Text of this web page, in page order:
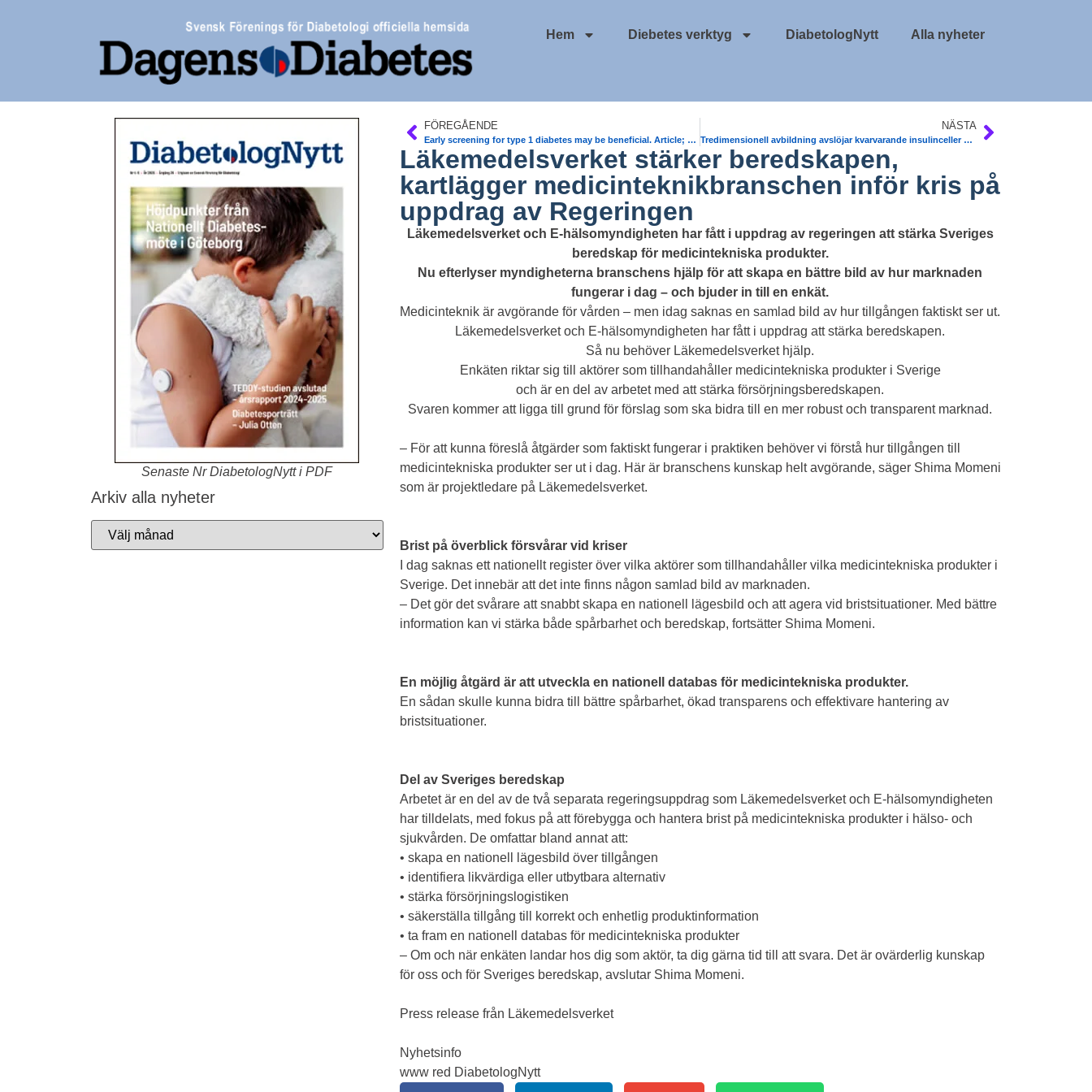
Hem Diebetes verktyg DiabetologNytt Alla nyheter
Senaste Nr DiabetologNytt i PDF
Arkiv alla nyheter
FÖREGÅENDE
Early screening for type 1 diabetes may be beneficial. Article; 220 000 children in Germany tested: long follow-up. Editorial. JAMA
NÄSTA
Tredimensionell avbildning avslöjar kvarvarande insulinceller vid typ 1 diabetes. Umeå universitet, Ulf Ahlgren. Science Advances
Läkemedelsverket stärker beredskapen,
kartlägger medicinteknikbranschen inför kris på
uppdrag av Regeringen
Läkemedelsverket och E-hälsomyndigheten har fått i uppdrag av regeringen att stärka Sveriges
beredskap för medicintekniska produkter.
Nu efterlyser myndigheterna branschens hjälp för att skapa en bättre bild av hur marknaden
fungerar i dag – och bjuder in till en enkät.
Medicinteknik är avgörande för vården – men idag saknas en samlad bild av hur tillgången faktiskt ser ut.
Läkemedelsverket och E-hälsomyndigheten har fått i uppdrag att stärka beredskapen.
Så nu behöver Läkemedelsverket hjälp.
Enkäten riktar sig till aktörer som tillhandahåller medicintekniska produkter i Sverige
och är en del av arbetet med att stärka försörjningsberedskapen.
Svaren kommer att ligga till grund för förslag som ska bidra till en mer robust och transparent marknad.
– För att kunna föreslå åtgärder som faktiskt fungerar i praktiken behöver vi förstå hur tillgången till
medicintekniska produkter ser ut i dag. Här är branschens kunskap helt avgörande, säger Shima Momeni
som är projektledare på Läkemedelsverket.
Brist på överblick försvårar vid kriser
I dag saknas ett nationellt register över vilka aktörer som tillhandahåller vilka medicintekniska produkter i
Sverige. Det innebär att det inte finns någon samlad bild av marknaden.
– Det gör det svårare att snabbt skapa en nationell lägesbild och att agera vid bristsituationer. Med bättre
information kan vi stärka både spårbarhet och beredskap, fortsätter Shima Momeni.
En möjlig åtgärd är att utveckla en nationell databas för medicintekniska produkter.
En sådan skulle kunna bidra till bättre spårbarhet, ökad transparens och effektivare hantering av
bristsituationer.
Del av Sveriges beredskap
Arbetet är en del av de två separata regeringsuppdrag som Läkemedelsverket och E-hälsomyndigheten
har tilldelats, med fokus på att förebygga och hantera brist på medicintekniska produkter i hälso- och
sjukvården. De omfattar bland annat att:
• skapa en nationell lägesbild över tillgången
• identifiera likvärdiga eller utbytbara alternativ
• stärka försörjningslogistiken
• säkerställa tillgång till korrekt och enhetlig produktinformation
• ta fram en nationell databas för medicintekniska produkter
– Om och när enkäten landar hos dig som aktör, ta dig gärna tid till att svara. Det är ovärderlig kunskap
för oss och för Sveriges beredskap, avslutar Shima Momeni.
Press release från Läkemedelsverket
Nyhetsinfo
www red DiabetologNytt